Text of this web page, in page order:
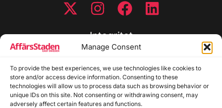
Manage Consent
To provide the best experiences, we use technologies like cookies to
store and/or access device information. Consenting to these
technologies will allow us to process data such as browsing behavior or
unique IDs on this site. Not consenting or withdrawing consent, may
adversely affect certain features and functions.
Integritet
Cookiepolicy
Disclaimer
Redaktionell policy
Utgivarinformation